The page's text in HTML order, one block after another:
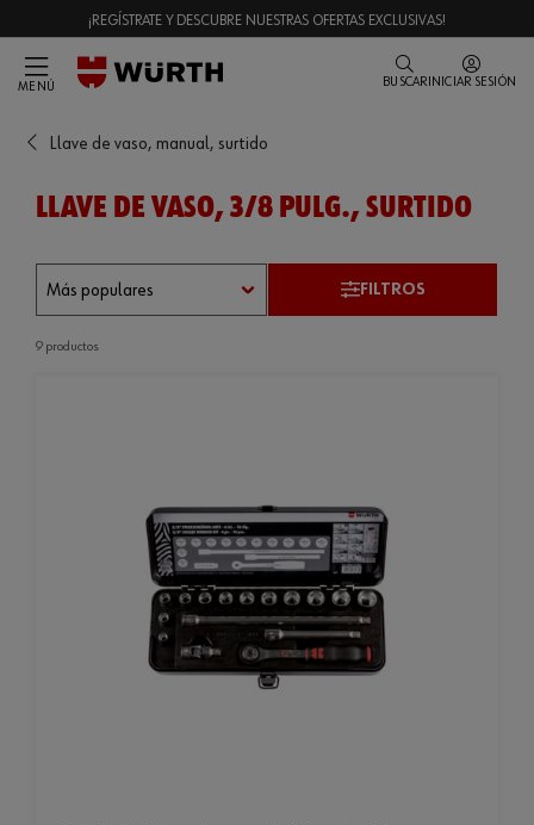
¡REGÍSTRATE Y DESCUBRE NUESTRAS OFERTAS EXCLUSIVAS!
MENÚ BUSCAR INICIAR SESIÓN
Llave de vaso, manual, surtido
LLAVE DE VASO, 3/8 PULG., SURTIDO
FILTROS
9 productos